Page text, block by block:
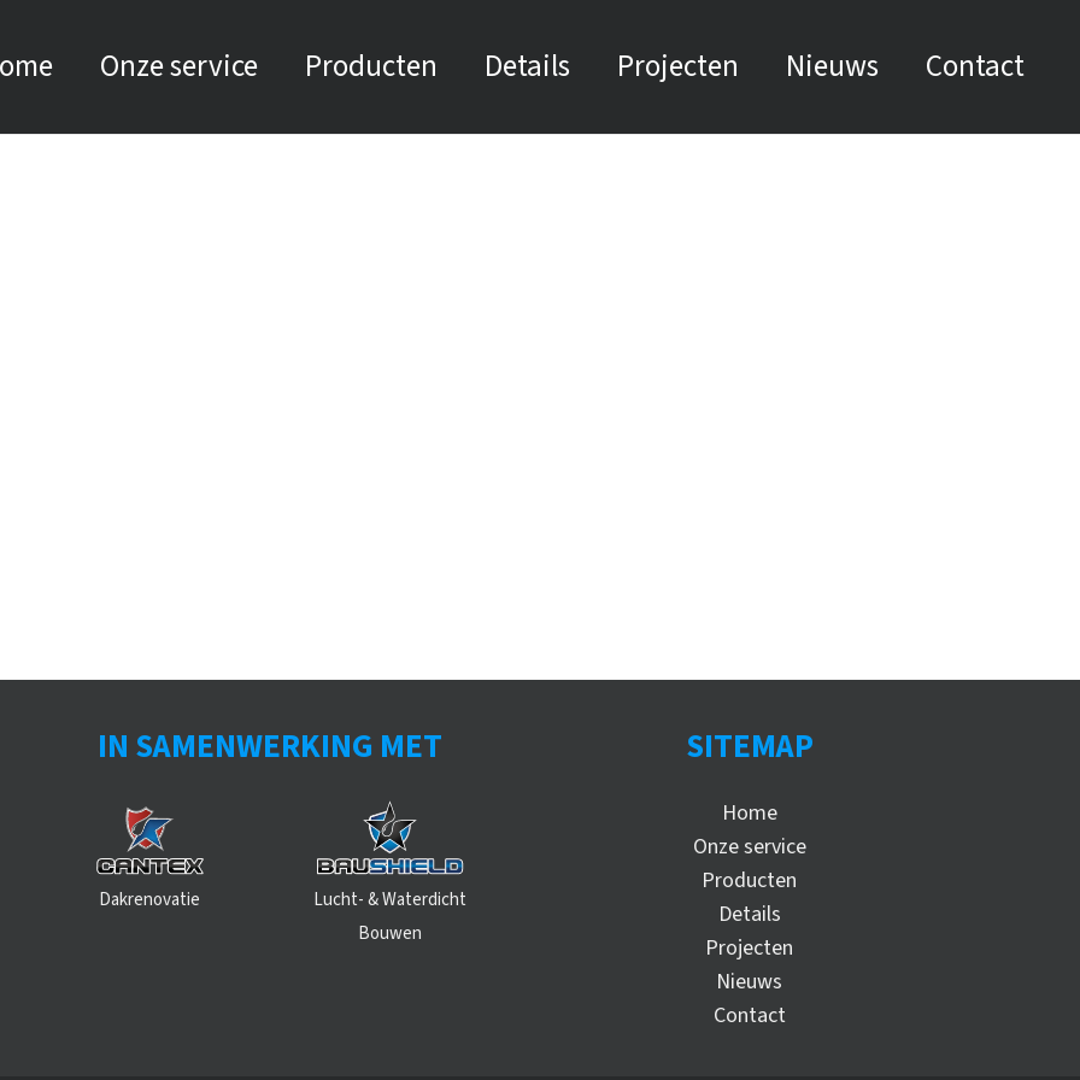
Onze service Producten Details Projecten Nieuws Contact
IN SAMENWERKING MET
Dakrenovatie
Lucht- & Waterdicht
Bouwen
SITEMAP
Home
Onze service
Producten
Details
Projecten
Nieuws
Contact